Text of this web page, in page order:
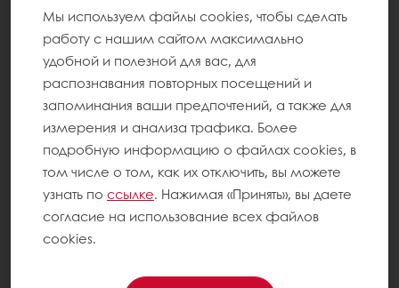
Мы используем файлы cookies, чтобы сделать
работу с нашим сайтом максимально
удобной и полезной для вас, для
распознавания повторных посещений и
запоминания ваши предпочтений, а также для
измерения и анализа трафика. Более
подробную информацию о файлах cookies, в
том числе о том, как их отключить, вы можете
узнать по ссылке. Нажимая «Принять», вы даете
согласие на использование всех файлов
cookies.